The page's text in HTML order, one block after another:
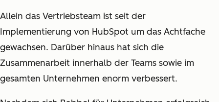
Allein das Vertriebsteam ist seit der
Implementierung von HubSpot um das Achtfache
gewachsen. Darüber hinaus hat sich die
Zusammenarbeit innerhalb der Teams sowie im
gesamten Unternehmen enorm verbessert.